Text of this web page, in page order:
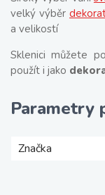
velký výběr
a velikostí
Sklenici můžete
použít i jako
Parametry
Značka